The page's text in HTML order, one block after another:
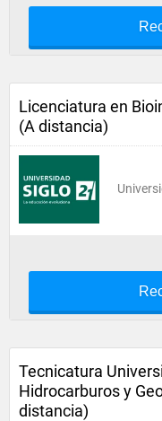
Licenciatura en
(A distancia)
Tecnicatura
Hidrocarburos y
distancia)